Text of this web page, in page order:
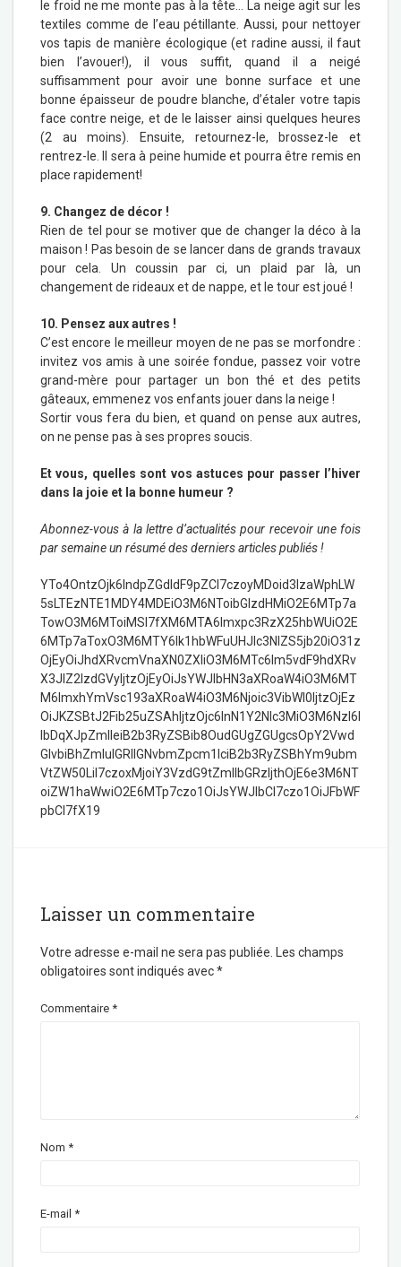
le froid ne me monte pas à la tête… La neige agit sur les
textiles comme de l’eau pétillante. Aussi, pour nettoyer
vos tapis de manière écologique (et radine aussi, il faut
bien l’avouer!), il vous suffit, quand il a neigé
suffisamment pour avoir une bonne surface et une
bonne épaisseur de poudre blanche, d’étaler votre tapis
face contre neige, et de le laisser ainsi quelques heures
(2 au moins). Ensuite, retournez-le, brossez-le et
rentrez-le. Il sera à peine humide et pourra être remis en
place rapidement!
9. Changez de décor !
Rien de tel pour se motiver que de changer la déco à la
maison ! Pas besoin de se lancer dans de grands travaux
pour cela. Un coussin par ci, un plaid par là, un
changement de rideaux et de nappe, et le tour est joué !
10. Pensez aux autres !
C’est encore le meilleur moyen de ne pas se morfondre :
invitez vos amis à une soirée fondue, passez voir votre
grand-mère pour partager un bon thé et des petits
gâteaux, emmenez vos enfants jouer dans la neige !
Sortir vous fera du bien, et quand on pense aux autres,
on ne pense pas à ses propres soucis.
Et vous, quelles sont vos astuces pour passer l’hiver
dans la joie et la bonne humeur ?
Abonnez-vous à la lettre d’actualités pour recevoir une fois
par semaine un résumé des derniers articles publiés !
YTo4OntzOjk6IndpZGdldF9pZCI7czoyMDoid3lzaWphLW
5sLTEzNTE1MDY4MDEiO3M6NToibGlzdHMiO2E6MTp7a
TowO3M6MToiMSI7fXM6MTA6Imxpc3RzX25hbWUiO2E
6MTp7aToxO3M6MTY6Ik1hbWFuUHJlc3NlZS5jb20iO31z
OjEyOiJhdXRvcmVnaXN0ZXIiO3M6MTc6Im5vdF9hdXRv
X3JlZ2lzdGVyIjtzOjEyOiJsYWJlbHN3aXRoaW4iO3M6MT
M6ImxhYmVsc193aXRoaW4iO3M6Njoic3VibWl0IjtzOjEz
OiJKZSBtJ2Fib25uZSAhIjtzOjc6InN1Y2Nlc3MiO3M6NzI6I
lbDqXJpZmlleiB2b3RyZSBib8OudGUgZGUgcsOpY2Vwd
GlvbiBhZmluIGRlIGNvbmZpcm1lciB2b3RyZSBhYm9ubm
VtZW50LiI7czoxMjoiY3VzdG9tZmllbGRzIjthOjE6e3M6NT
oiZW1haWwiO2E6MTp7czo1OiJsYWJlbCI7czo1OiJFbWF
pbCI7fX19
Laisser un commentaire
Votre adresse e-mail ne sera pas publiée.
Les champs
obligatoires sont indiqués avec*
Commentaire *
Nom *
E-mail *